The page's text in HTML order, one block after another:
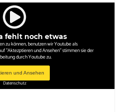
fehlt noch etwas
zu können, benutzen wir Youtube als
"Aktezptieren und Ansehen" stimmen sie der
durch Youtube zu.
und Ansehen
Datenschutz